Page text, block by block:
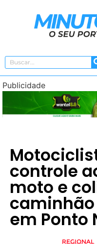
Publicidade
controle
moto e
caminhão
em Ponto
Regional